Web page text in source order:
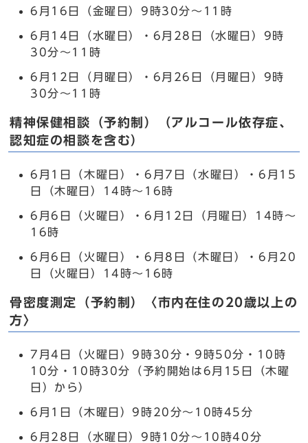
6月16日（金曜日）9時30分～11時
6月14日（水曜日）・6月28日（水曜日）9時
30分～11時
6月12日（月曜日）・6月26日（月曜日）9時
30分～11時
精神保健相談（予約制）（アルコール依存症、
認知症の相談を含む）
6月1日（木曜日）・6月7日（水曜日）・6月15
日（木曜日）14時～16時
6月6日（火曜日）・6月12日（月曜日）14時～
16時
6月6日（火曜日）・6月8日（木曜日）・6月20
日（火曜日）14時～16時
骨密度測定（予約制）〈市内在住の20歳以上の
方〉
7月4日（火曜日）9時30分・9時50分・10時
10分・10時30分（予約開始は6月15日（木曜
日）から）
6月1日（木曜日）9時20分～10時45分
6月28日（水曜日）9時10分～10時40分